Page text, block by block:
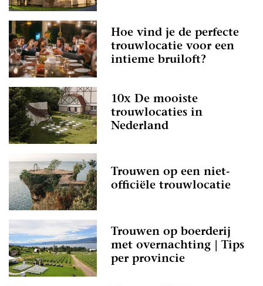
Hoe vind je de perfecte
trouwlocatie voor een
intieme bruiloft?
10x De mooiste
trouwlocaties in
Nederland
Trouwen op een niet-
officiële trouwlocatie
Trouwen op boerderij
met overnachting | Tips
per provincie